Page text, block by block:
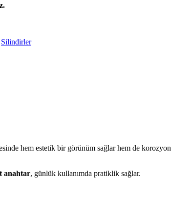
Silindirler
hem estetik bir görünüm sağlar hem de
anahtar, günlük kullanımda pratiklik sağlar.